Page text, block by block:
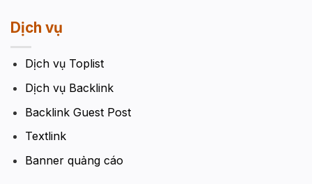
Dịch vụ
Dịch vụ Toplist
Dịch vụ Backlink
Backlink Guest Post
Textlink
Banner quảng cáo